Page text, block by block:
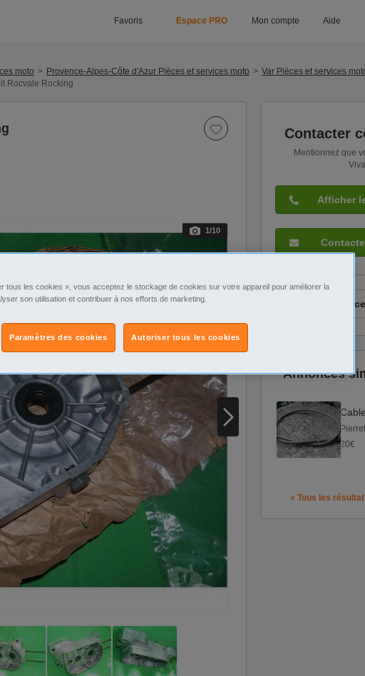
Favoris Espace PRO Mon compte Aide
moto Provence-Alpes-Côte d'Azur Pièces et services moto Var Pièces et services
Rocvale Rocking
1/10
Contacter
Mentionnez que
Afficher
Signaler
Annonces
20€
« Tous les
tous les cookies », vous acceptez le stockage de cookies sur votre appareil pour améliorer la
son utilisation et contribuer à nos efforts de marketing.
Autoriser tous les cookies
Paramètres des cookies